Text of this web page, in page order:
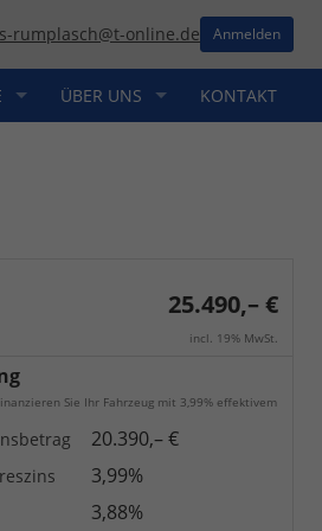
rumplasch@t-online.de Anmelden
ÜBER UNS KONTAKT
25.490,– €
incl. 19% MwSt.
Sie Ihr Fahrzeug mit 3,99% effektivem
20.390,– €
3,99%
3,88%